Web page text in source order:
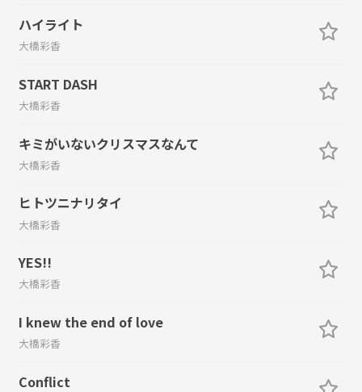
ハイライト
大橋彩香
START DASH
大橋彩香
キミがいないクリスマスなんて
大橋彩香
ヒトツニナリタイ
大橋彩香
YES!!
大橋彩香
I knew the end of love
大橋彩香
Conflict